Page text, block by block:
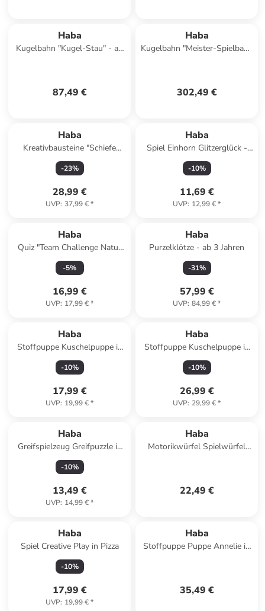
Haba
Kugelbahn "Kugel-Stau" - ab
87,49 €
Haba
Kugelbahn "Meister-Spielbahn
302,49 €
Haba
Kreativbausteine "Schiefe
Türme" - ab 4 Jahren
-23%
28,99 €
UVP: 37,99 €*
Haba
Spiel Einhorn Glitzerglück -
Funkel-Bingo in mehrfarbig
-10%
11,69 €
UVP: 12,99 €*
Haba
Quiz "Team Challenge Natur
vs. Technik" - ab 10 Jahren
-5%
16,99 €
UVP: 17,99 €*
Haba
Purzelklötze - ab 3 Jahren
-31%
57,99 €
UVP: 84,99 €*
Haba
Stoffpuppe Kuschelpuppe in
rosa-weiss
-10%
17,99 €
UVP: 19,99 €*
Haba
Stoffpuppe Kuschelpuppe in
lila
-10%
26,99 €
UVP: 29,99 €*
Haba
Greifspielzeug Greifpuzzle in
Obst & Farben
-10%
13,49 €
UVP: 14,99 €*
Haba
Motorikwürfel Spielwürfel
22,49 €
Haba
Spiel Creative Play in Pizza
-10%
17,99 €
UVP: 19,99 €*
Haba
Stoffpuppe Puppe Annelie in
35,49 €